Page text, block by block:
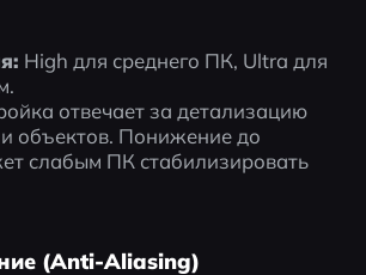
High для среднего ПК, Ultra для
отвечает за детализацию
и объектов. Понижение до
слабым ПК стабилизировать
(Anti-Aliasing)